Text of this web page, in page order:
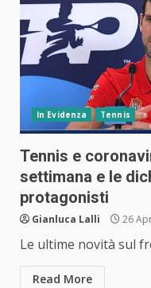
In Evidenza Tennis
Tennis e
settimana e le
protagonisti
Gianluca Lalli 26
Le ultime novità sul
Read More